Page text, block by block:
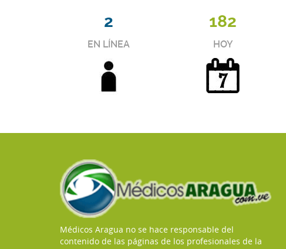
2
EN LÍNEA
182
HOY
Médicos Aragua no se hace responsable del
contenido de las páginas de los profesionales de la